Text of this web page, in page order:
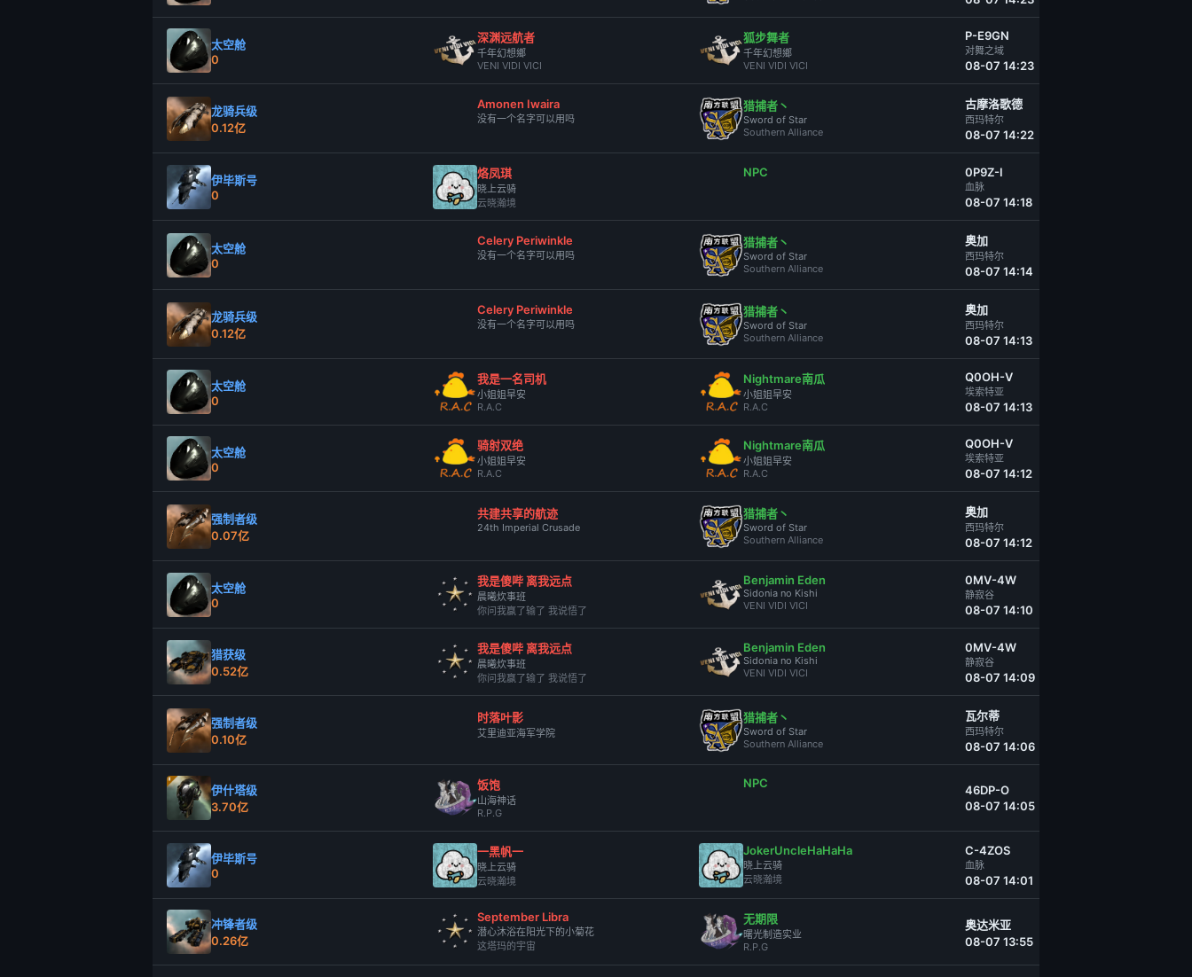
太空舱
0
深渊远航者
千年幻想鄉
VENI VIDI VICI
狐步舞者
千年幻想鄉
VENI VIDI VICI
P-E9GN
对舞之域
08-07 14:23
龙骑兵级
0.12亿
Amonen Iwaira
没有一个名字可以用吗
猎捕者丶
Sword of Star
Southern Alliance
古摩洛歌德
西玛特尔
08-07 14:22
伊毕斯号
0
烙凤琪
晓上云骑
云晓瀚境
NPC 0P9Z-I
血脉
08-07 14:18
太空舱
0
Celery Periwinkle
没有一个名字可以用吗
猎捕者丶
Sword of Star
Southern Alliance
奥加
西玛特尔
08-07 14:14
龙骑兵级
0.12亿
Celery Periwinkle
没有一个名字可以用吗
猎捕者丶
Sword of Star
Southern Alliance
奥加
西玛特尔
08-07 14:13
太空舱
0
我是一名司机
小姐姐早安
R.A.C
Nightmare南瓜
小姐姐早安
R.A.C
Q0OH-V
埃索特亚
08-07 14:13
太空舱
0
骑射双绝
小姐姐早安
R.A.C
Nightmare南瓜
小姐姐早安
R.A.C
Q0OH-V
埃索特亚
08-07 14:12
强制者级
0.07亿
共建共享的航迹
24th Imperial Crusade
猎捕者丶
Sword of Star
Southern Alliance
奥加
西玛特尔
08-07 14:12
太空舱
0
我是傻哔 离我远点
晨曦炊事班
你问我赢了输了 我说悟了
Benjamin Eden
Sidonia no Kishi
VENI VIDI VICI
0MV-4W
静寂谷
08-07 14:10
猎获级
0.52亿
我是傻哔 离我远点
晨曦炊事班
你问我赢了输了 我说悟了
Benjamin Eden
Sidonia no Kishi
VENI VIDI VICI
0MV-4W
静寂谷
08-07 14:09
强制者级
0.10亿
时落叶影
艾里迪亚海军学院
猎捕者丶
Sword of Star
Southern Alliance
瓦尔蒂
西玛特尔
08-07 14:06
伊什塔级
3.70亿
饭饱
山海神话
R.P.G
NPC
46DP-O
08-07 14:05
伊毕斯号
0
一黑帆一
晓上云骑
云晓瀚境
JokerUncleHaHaHa
晓上云骑
云晓瀚境
C-4ZOS
血脉
08-07 14:01
冲锋者级
0.26亿
September Libra
潜心沐浴在阳光下的小菊花
这塔玛的宇宙
无期限
曙光制造实业
R.P.G
奥达米亚
08-07 13:55